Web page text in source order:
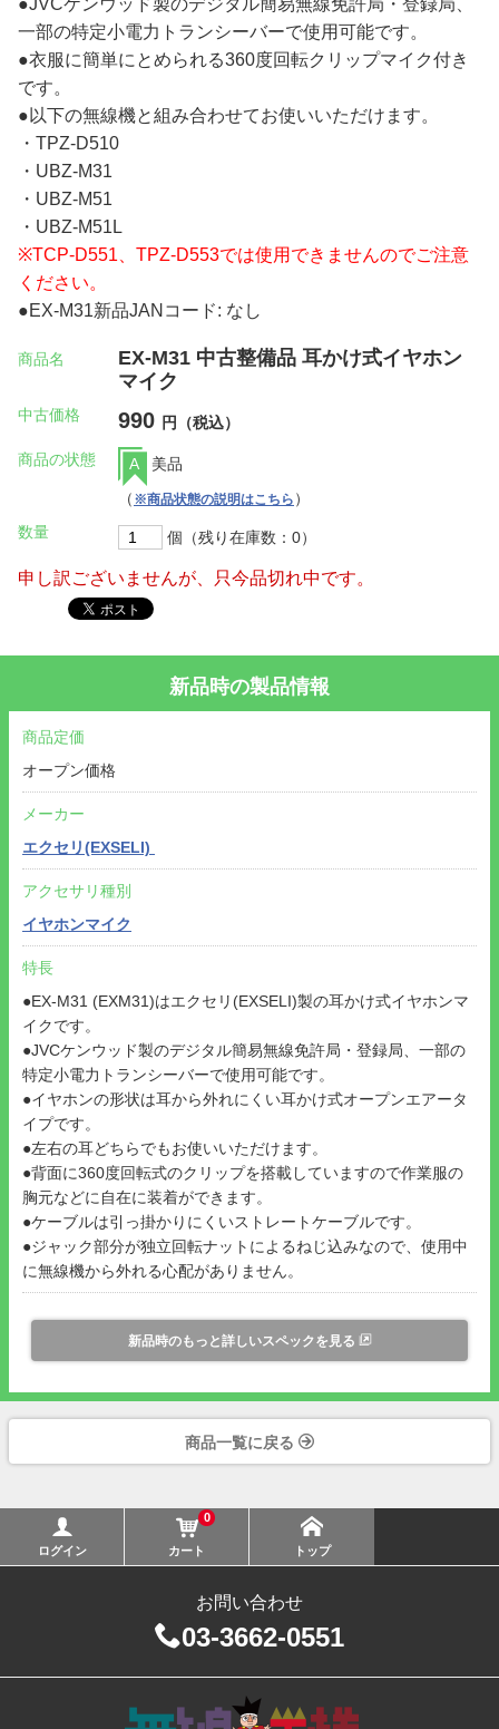
●JVCケンウッド製のデジタル簡易無線免許局・登録局、
一部の特定小電力トランシーバーで使用可能です。
●衣服に簡単にとめられる360度回転クリップマイク付き
です。
●以下の無線機と組み合わせてお使いいただけます。
・TPZ-D510
・UBZ-M31
・UBZ-M51
・UBZ-M51L
※TCP-D551、TPZ-D553では使用できませんのでご注意
ください。
●EX-M31新品JANコード: なし
商品名
EX-M31 中古整備品 耳かけ式イヤホン
マイク
中古価格 990 円（税込）
商品の状態 A
美品
（ ※商品状態の説明はこちら ）
数量
個（残り在庫数：0）
申し訳ございませんが、只今品切れ中です。
新品時の製品情報
商品定価
オープン価格
メーカー
エクセリ(EXSELI)
アクセサリ種別
イヤホンマイク
特長
●EX-M31 (EXM31)はエクセリ(EXSELI)製の耳かけ式イヤホンマ
イクです。
●JVCケンウッド製のデジタル簡易無線免許局・登録局、一部の
特定小電力トランシーバーで使用可能です。
●イヤホンの形状は耳から外れにくい耳かけ式オープンエアータ
イプです。
●左右の耳どちらでもお使いいただけます。
●背面に360度回転式のクリップを搭載していますので作業服の
胸元などに自在に装着ができます。
●ケーブルは引っ掛かりにくいストレートケーブルです。
●ジャック部分が独立回転ナットによるねじ込みなので、使用中
に無線機から外れる心配がありません。
新品時のもっと詳しいスペックを見る
商品一覧に戻る
ログイン
0
カート トップ
お問い合わせ
03-3662-0551